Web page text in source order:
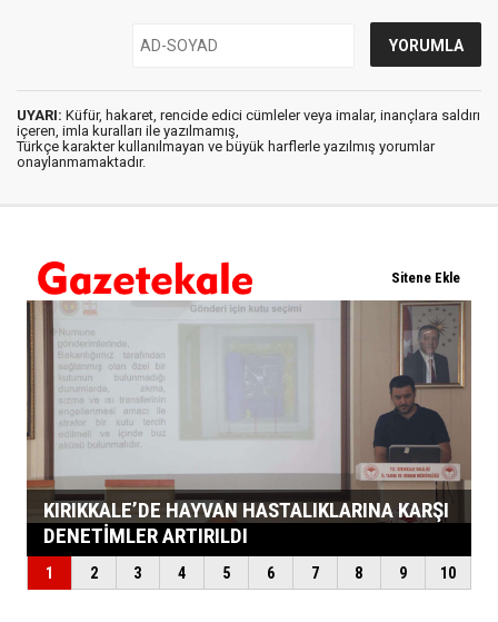
UYARI: Küfür, hakaret, rencide edici cümleler veya imalar, inançlara saldırı
içeren, imla kuralları ile yazılmamış,
Türkçe karakter kullanılmayan ve büyük harflerle yazılmış yorumlar
onaylanmamaktadır.